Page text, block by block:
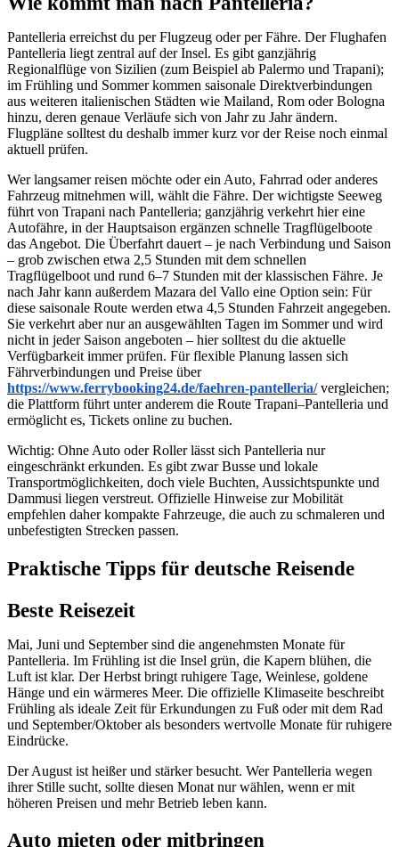
Pantelleria erreichst du per Flugzeug oder per Fähre. Der Flughafen
Pantelleria liegt zentral auf der Insel. Es gibt ganzjährig
Regionalflüge von Sizilien (zum Beispiel ab Palermo und Trapani);
im Frühling und Sommer kommen saisonale Direktverbindungen
aus weiteren italienischen Städten wie Mailand, Rom oder Bologna
hinzu, deren genaue Verläufe sich von Jahr zu Jahr ändern.
Flugpläne solltest du deshalb immer kurz vor der Reise noch einmal
aktuell prüfen.
Wer langsamer reisen möchte oder ein Auto, Fahrrad oder anderes
Fahrzeug mitnehmen will, wählt die Fähre. Der wichtigste Seeweg
führt von Trapani nach Pantelleria; ganzjährig verkehrt hier eine
Autofähre, in der Hauptsaison ergänzen schnelle Tragflügelboote
das Angebot. Die Überfahrt dauert – je nach Verbindung und Saison
– grob zwischen etwa 2,5 Stunden mit dem schnellen
Tragflügelboot und rund 6–7 Stunden mit der klassischen Fähre. Je
nach Jahr kann außerdem Mazara del Vallo eine Option sein: Für
diese saisonale Route werden etwa 4,5 Stunden Fahrzeit angegeben.
Sie verkehrt aber nur an ausgewählten Tagen im Sommer und wird
nicht in jeder Saison angeboten – hier solltest du die aktuelle
Verfügbarkeit immer prüfen. Für flexible Planung lassen sich
Fährverbindungen und Preise über
https://www.ferrybooking24.de/faehren-pantelleria/vergleichen;
die Plattform führt unter anderem die Route Trapani–Pantelleria und
ermöglicht es, Tickets online zu buchen.
Wichtig: Ohne Auto oder Roller lässt sich Pantelleria nur
eingeschränkt erkunden. Es gibt zwar Busse und lokale
Transportmöglichkeiten, doch viele Buchten, Aussichtspunkte und
Dammusi liegen verstreut. Offizielle Hinweise zur Mobilität
empfehlen daher kompakte Fahrzeuge, die auch zu schmaleren und
unbefestigten Strecken passen.
Praktische Tipps für deutsche Reisende
Beste Reisezeit
Mai, Juni und September sind die angenehmsten Monate für
Pantelleria. Im Frühling ist die Insel grün, die Kapern blühen, die
Luft ist klar. Der Herbst bringt ruhigere Tage, Weinlese, goldene
Hänge und ein wärmeres Meer. Die offizielle Klimaseite beschreibt
Frühling als ideale Zeit für Erkundungen zu Fuß oder mit dem Rad
und September/Oktober als besonders wertvolle Monate für ruhigere
Eindrücke.
Der August ist heißer und stärker besucht. Wer Pantelleria wegen
ihrer Stille sucht, sollte diesen Monat nur wählen, wenn er mit
höheren Preisen und mehr Betrieb leben kann.
Auto mieten oder mitbringen